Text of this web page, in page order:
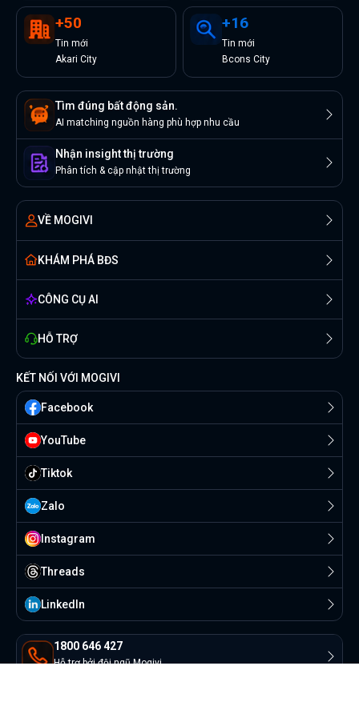
+50
Tin mới
Akari City
+16
Tin mới
Bcons City
Tìm đúng bất động sản.
AI matching nguồn hàng phù hợp nhu cầu
Nhận insight thị trường
Phân tích & cập nhật thị trường
VỀ MOGIVI
KHÁM PHÁ BĐS
CÔNG CỤ AI
HỖ TRỢ
1800 646 427
Hỗ trợ bởi đội ngũ Mogivi
KẾT NỐI VỚI MOGIVI
Facebook
YouTube
Tiktok
Zalo
Instagram
Threads
Linkedln